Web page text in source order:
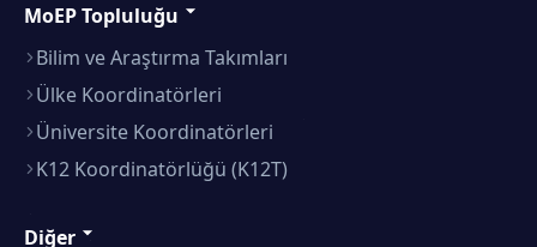
MoEP Topluluğu
Bilim ve Araştırma Takımları
Ülke Koordinatörleri
Üniversite Koordinatörleri
K12 Koordinatörlüğü (K12T)
Diğer